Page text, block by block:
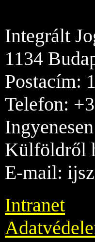
Integrált
1134
Postacím:
Telefon:
Külföldről
E-mail:
Intranet